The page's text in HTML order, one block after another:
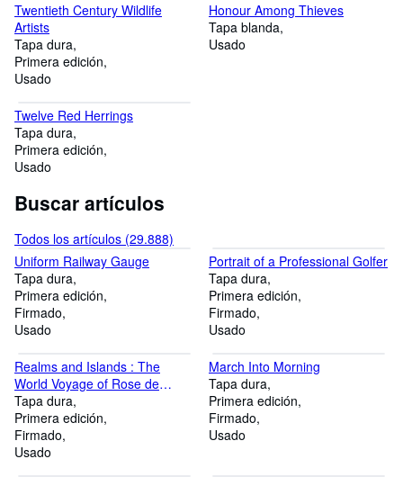
Twentieth Century Wildlife
Artists
Tapa dura
Primera edición
Usado
Honour Among Thieves
Tapa blanda
Usado
Twelve Red Herrings
Tapa dura
Primera edición
Usado
Buscar artículos
Todos los artículos (29.888)
Uniform Railway Gauge
Tapa dura
Primera edición
Firmado
Usado
Portrait of a Professional Golfer
Tapa dura
Primera edición
Firmado
Usado
Realms and Islands : The
World Voyage of Rose de
Freycinet in the Corvette
Uranie 1817-1820
Tapa dura
Primera edición
Firmado
Usado
March Into Morning
Tapa dura
Primera edición
Firmado
Usado